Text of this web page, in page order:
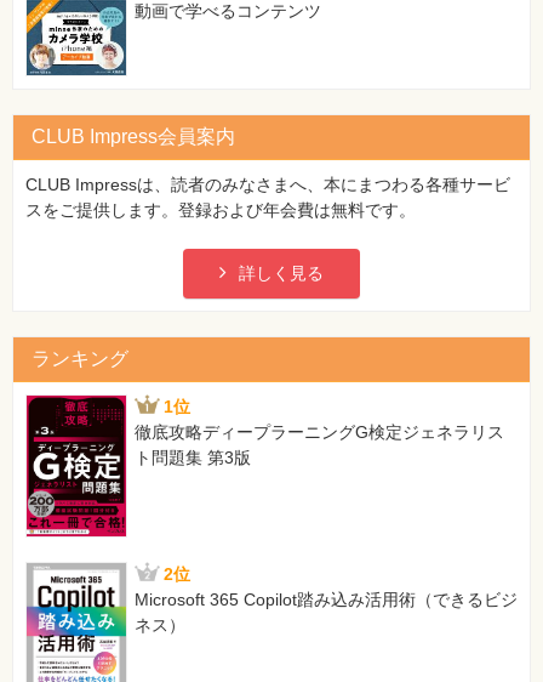
動画で学べるコンテンツ
CLUB Impress会員案内
CLUB Impressは、読者のみなさまへ、本にまつわる各種サービ
スをご提供します。登録および年会費は無料です。
詳しく見る
ランキング
1位
徹底攻略ディープラーニングG検定ジェネラリス
ト問題集 第3版
2位
Microsoft 365 Copilot踏み込み活用術（できるビジ
ネス）